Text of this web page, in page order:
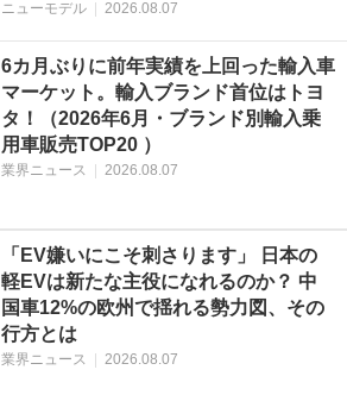
ニューモデル | 2026.08.07
6カ月ぶりに前年実績を上回った輸入車
マーケット。輸入ブランド首位はトヨ
タ！（2026年6月・ブランド別輸入乗
用車販売TOP20 ）
業界ニュース | 2026.08.07
「EV嫌いにこそ刺さります」 日本の
軽EVは新たな主役になれるのか？ 中
国車12%の欧州で揺れる勢力図、その
行方とは
業界ニュース | 2026.08.07